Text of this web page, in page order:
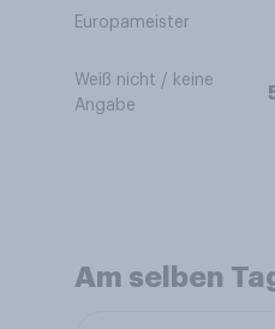
Europameister
Weiß nicht / keine
Angabe
Am selben